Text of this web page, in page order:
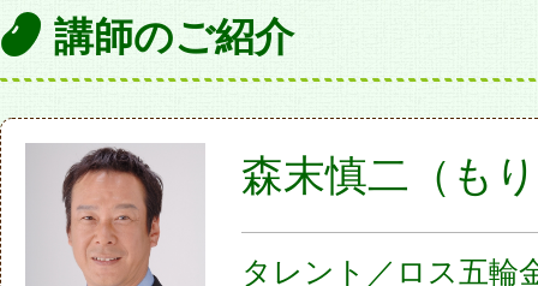
講師のご紹介
森末慎二（も
タレント／ロス五輪